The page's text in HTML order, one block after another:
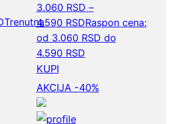
Trenutna
3.060 RSD –
4.590 RSDRaspon cena:
od 3.060 RSD do
4.590 RSD
KUPI
AKCIJA -40%